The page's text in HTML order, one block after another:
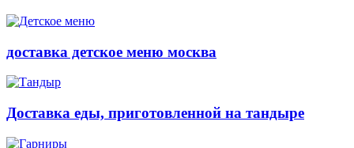
доставка детское меню москва
Доставка еды, приготовленной на тандыре